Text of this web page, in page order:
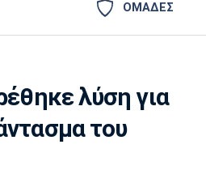
ΟΜΑΔΕΣ
ΑΕΚ ΠΑΟΚ
λύση για
του